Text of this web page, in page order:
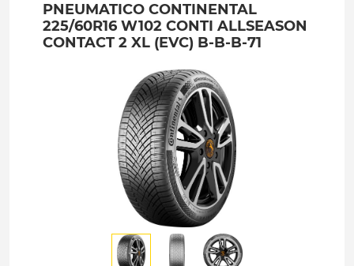
PNEUMATICO CONTINENTAL
225/60R16 W102 CONTI ALLSEASON
CONTACT 2 XL (EVC) B-B-B-71